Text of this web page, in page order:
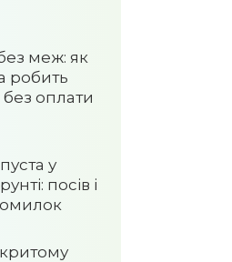
меж: як
робить
оплати
у
посів і